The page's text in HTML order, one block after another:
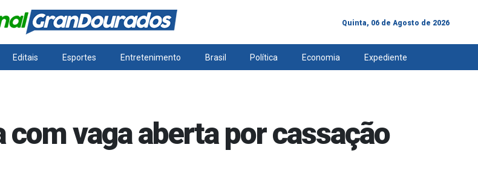
Quinta, 06 de Agosto de 2026
Editais Esportes Entretenimento Brasil Política Economia Expediente
vaga aberta por cassação